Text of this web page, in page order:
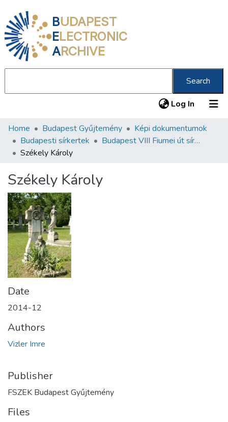
BUDAPEST
ELECTRONIC
ARCHIVE
Search
Log In (current)
Communities & Collections
All of DSpace
About us
Home Budapest Gyűjtemény
Képi dokumentumok
Budapesti sírkertek
Budapest VIII Fiumei út sírkert 1. rész
Székely Károly
Székely Károly
Date
2014-12
Authors
Vizler Imre
Publisher
FSZEK Budapest Gyűjtemény
Files